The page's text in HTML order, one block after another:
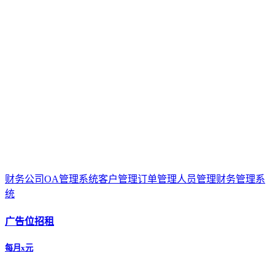
财务公司OA管理系统客户管理订单管理人员管理财务管理系
统
广告位招租
每月x元